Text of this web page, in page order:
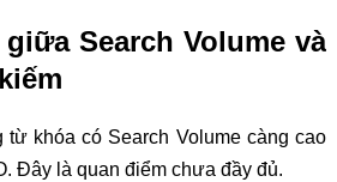
Search Volume và
khóa có Search Volume càng cao
Đây là quan điểm chưa đầy đủ.